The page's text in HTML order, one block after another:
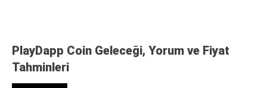
PlayDapp Coin Geleceği, Yorum ve Fiyat
Tahminleri